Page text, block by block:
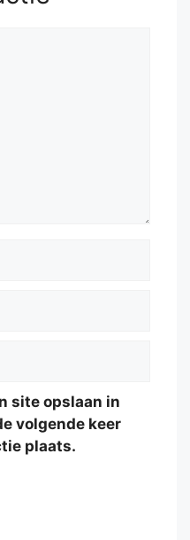
site opslaan in
volgende keer
plaats.